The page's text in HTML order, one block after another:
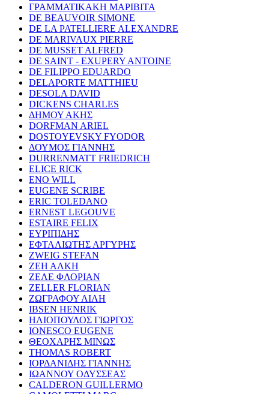
ΓΡΑΜΜΑΤΙΚΑΚΗ ΜΑΡΙΒΙΤΑ
DE BEAUVOIR SIMONE
DE LA PATELLIERE ALEXANDRE
DE MARIVAUX PIERRE
DE MUSSET ALFRED
DE SAINT - EXUPERY ANTOINE
DE FILIPPO EDUARDO
DELAPORTE MATTHIEU
DESOLA DAVID
DICKENS CHARLES
ΔΗΜΟΥ ΑΚΗΣ
DORFMAN ARIEL
DOSTOYEVSKY FYODOR
ΔΟΥΜΟΣ ΓΙΑΝΝΗΣ
DURRENMATT FRIEDRICH
ELICE RICK
ENO WILL
EUGENE SCRIBE
ERIC TOLEDANO
ERNEST LEGOUVE
ESTAIRE FELIX
ΕΥΡΙΠΙΔΗΣ
ΕΦΤΑΛΙΩΤΗΣ ΑΡΓΥΡΗΣ
ZWEIG STEFAN
ΖΕΗ ΑΛΚΗ
ΖΕΛΕ ΦΛΟΡΙΑΝ
ZELLER FLORIAN
ΖΩΓΡΑΦΟΥ ΛΙΛΗ
IBSEN HENRIK
ΗΛΙΟΠΟΥΛΟΣ ΓΙΩΡΓΟΣ
IONESCO EUGENE
ΘΕΟΧΑΡΗΣ ΜΙΝΩΣ
THOMAS ROBERT
ΙΟΡΔΑΝΙΔΗΣ ΓΙΑΝΝΗΣ
ΙΩΑΝΝΟΥ ΟΔΥΣΣΕΑΣ
CALDERON GUILLERMO